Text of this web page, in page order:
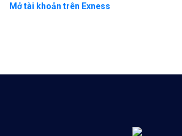
Mở tài khoản trên Exness